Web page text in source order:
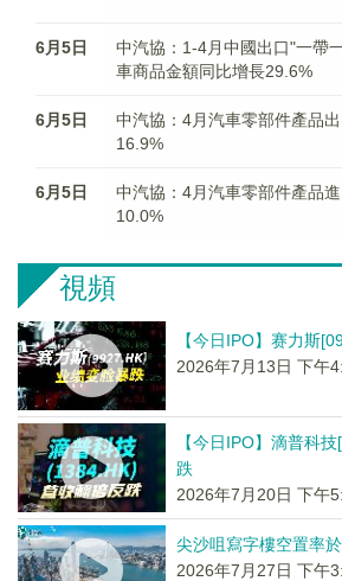
6月5日
中汽協：1-4月中國出口"一帶
車商品金額同比增長29.6%
6月5日
中汽協：4月汽車零部件產品
16.9%
6月5日
中汽協：4月汽車零部件產品
10.0%
視頻
【今日IPO】赛力斯
2026年7月13日 下午
【今日IPO】滴普科
跌
2026年7月20日 下午
尖沙咀寫字樓空置率
2026年7月27日 下午